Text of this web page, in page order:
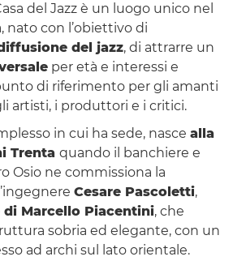
del Jazz è un luogo unico nel
nato con l’obiettivo di
del jazz, di attrarre un
per età e interessi e
di riferimento per gli amanti
artisti, i produttori e i critici.
in cui ha sede, nasce alla
Trenta quando il banchiere e
Osio ne commissiona la
Cesare Pascoletti,
Marcello Piacentini, che
sobria ed elegante, con un
ad archi sul lato orientale.